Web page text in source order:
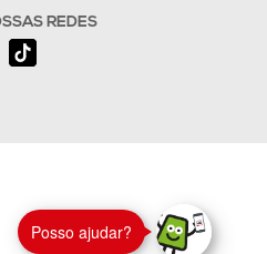
Posso ajudar?
REDES